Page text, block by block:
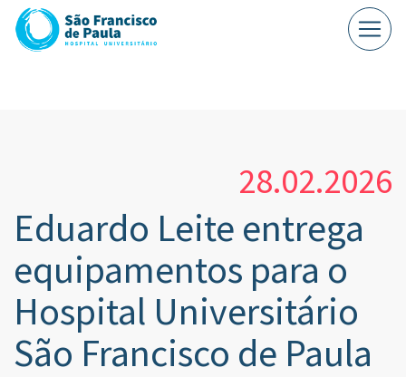
28.02.2026
Eduardo Leite entrega
equipamentos para o
Hospital Universitário
São Francisco de Paula